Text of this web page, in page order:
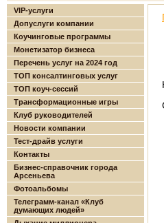
VIP-услуги
Допуслуги компании
Коучинговые программы
Монетизатор бизнеса
Перечень услуг на 2024 год
ТОП консалтинговых услуг
ТОП коуч-сессий
Трансформационные игры
Клуб руководителей
Новости компании
Тест-драйв услуги
Контакты
Бизнес-справочник города
Арсеньева
Фотоальбомы
Телеграмм-канал «Клуб
думающих людей»